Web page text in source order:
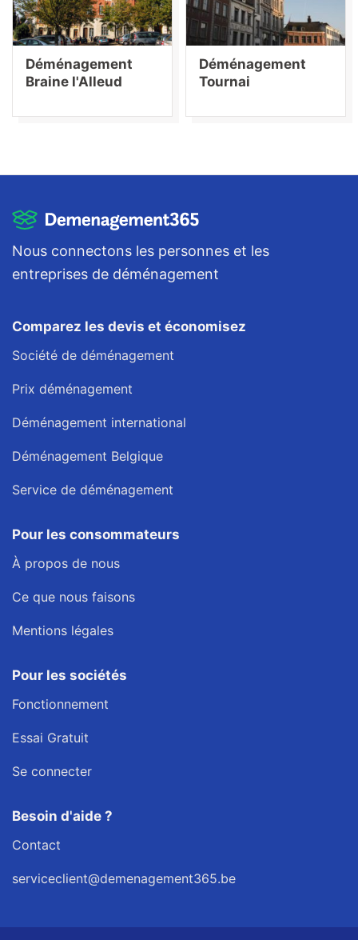
Déménagement
Braine l'Alleud
Déménagement
Tournai
Nous connectons les personnes et les
entreprises de déménagement
Comparez les devis et économisez
Société de déménagement
Prix déménagement
Déménagement international
Déménagement Belgique
Service de déménagement
Pour les consommateurs
À propos de nous
Ce que nous faisons
Mentions légales
Pour les sociétés
Fonctionnement
Essai Gratuit
Se connecter
Besoin d'aide ?
Contact
serviceclient@demenagement365.be